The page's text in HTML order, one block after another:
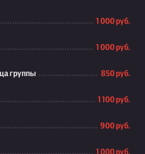
1 000 руб.
1 000 руб.
группы 850 руб.
1 100 руб.
900 руб.
1 000 руб.